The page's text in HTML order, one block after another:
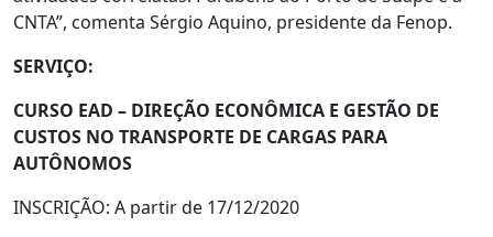
CNTA”, comenta Sérgio Aquino, presidente da Fenop.
SERVIÇO:
CURSO EAD – DIREÇÃO ECONÔMICA E GESTÃO DE
CUSTOS NO TRANSPORTE DE CARGAS PARA
AUTÔNOMOS
INSCRIÇÃO: A partir de 17/12/2020